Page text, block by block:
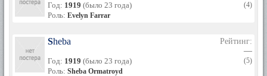
Год: 1919 (было 23 года)
Роль: Evelyn Farrar
(4)
Sheba
Год: 1919 (было 23 года)
Роль: Sheba Ormatroyd
Рейтинг:
—
(5)